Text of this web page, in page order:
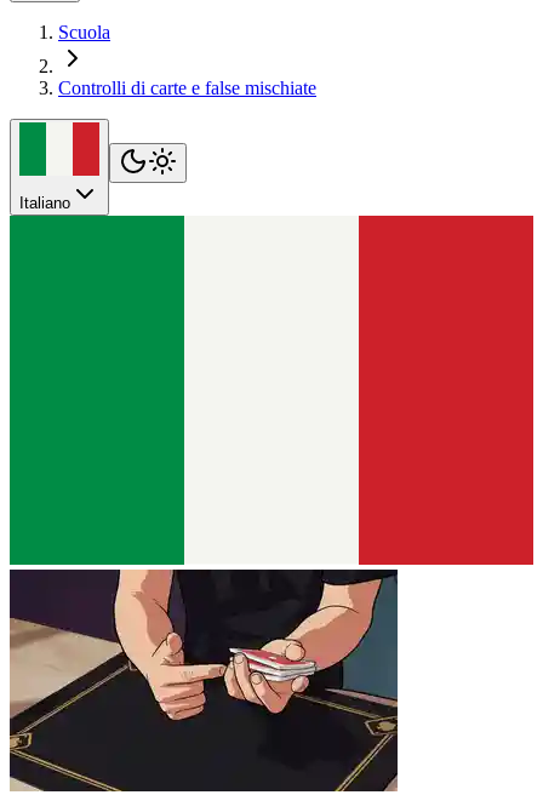
Scuola
Controlli di carte e false mischiate
Italiano